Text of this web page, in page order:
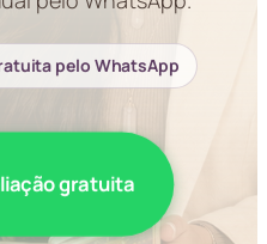
pelo WhatsApp
gratuita